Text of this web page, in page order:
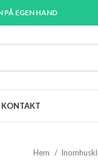
PÅ EGEN HAND
KONTAKT
Hem